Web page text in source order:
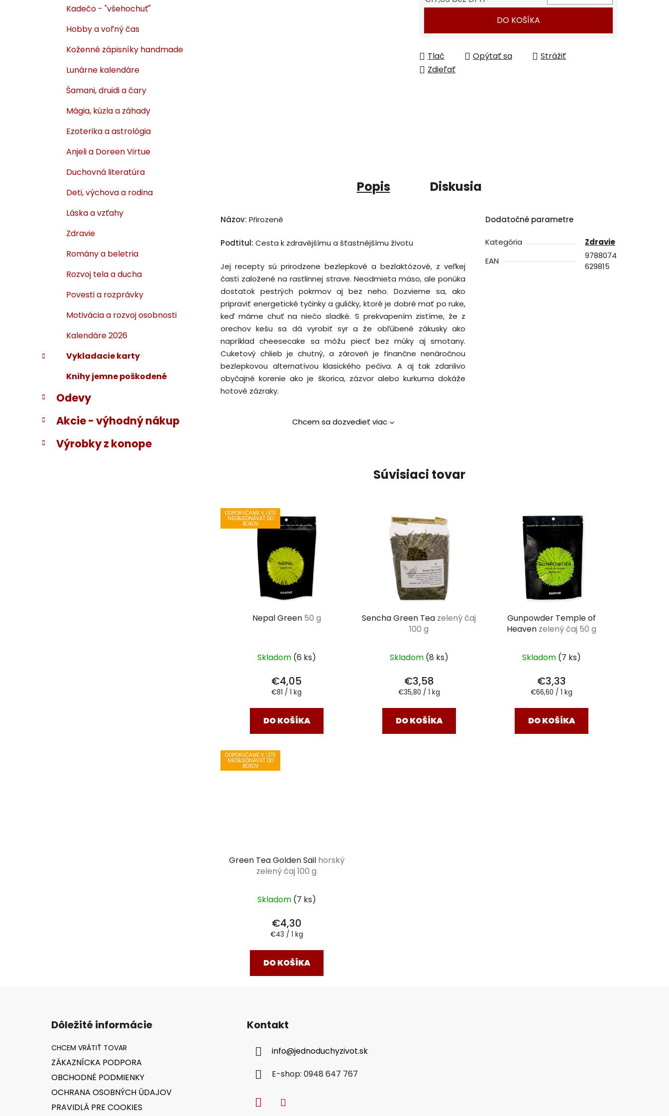
Kadečo - "všehochuť"
Hobby a voľný čas
Koženné zápisníky handmade
Lunárne kalendáre
Šamani, druidi a čary
Mágia, kúzla a záhady
Ezoterika a astrológia
Anjeli a Doreen Virtue
Duchovná literatúra
Deti, výchova a rodina
Láska a vzťahy
Zdravie
Romány a beletria
Rozvoj tela a ducha
Povesti a rozprávky
Motivácia a rozvoj osobnosti
Kalendáre 2026
Vykladacie karty
Knihy jemne poškodené
Odevy
Akcie - výhodný nákup
Výrobky z konope
DO KOŠÍKA
Tlač Opýtať sa
Strážiť
Zdieľať
Popis Diskusia
Názov: Přirozeně
Podtitul: Cesta k zdravějšímu a šťastnějšímu životu
Jej recepty sú prirodzene bezlepkové a bezlaktózové, z veľkej
časti založené na rastlinnej strave. Neodmieta mäso, ale ponúka
dostatok pestrých pokrmov aj bez neho.Dozvieme sa, ako
pripraviť energetické tyčinky a guličky, ktoré je dobré mať po ruke,
keď máme chuť na niečo sladké. S prekvapením zistíme, že z
orechov kešu sa dá vyrobiť syr a že obľúbené zákusky ako
napríklad cheesecake sa môžu piecť bez múky aj smotany.
Cuketový chlieb je chutný, a zároveň je finančne nenáročnou
bezlepkovou alternatívou klasického pečiva. A aj tak zdanlivo
obyčajné korenie ako je škorica, zázvor alebo kurkuma dokáže
hotové zázraky.
Chcem sa dozvedieť viac
Dodatočné parametre
Kategória
Zdravie
EAN
9788074
629815
Súvisiaci tovar
ODPORÚČAME V LETE
NEOBJEDNÁVAŤ DO
BOXOV
Nepal Green 50 g
Skladom (6 ks)
€4,05
Jednotková
€81 / 1 kg
DO KOŠÍKA
Sencha Green Tea zelený čaj
100 g
Skladom (8 ks)
€3,58
Jednotková
€35,80 / 1 kg
DO KOŠÍKA
Gunpowder Temple of
Heaven zelený čaj 50 g
Skladom (7 ks)
€3,33
Jednotková
€66,60 / 1 kg
DO KOŠÍKA
ODPORÚČAME V LETE
NEOBJEDNÁVAŤ DO
BOXOV
Green Tea Golden Sail horský
zelený čaj 100 g
Skladom (7 ks)
€4,30
Jednotková
€43 / 1 kg
DO KOŠÍKA
Dôležité informácie
ZÁKAZNÍCKA PODPORA
OBCHODNÉ PODMIENKY
OCHRANA OSOBNÝCH ÚDAJOV
PRAVIDLÁ PRE COOKIES
Kontakt
info@jednoduchyzivot.sk
E-shop: 0948 647 767